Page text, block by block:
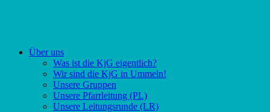
Über uns
Was ist die KjG eigentlich?
Wir sind die KjG in Ummeln!
Unsere Gruppen
Unsere Pfarrleitung (PL)
Unsere Leitungsrunde (LR)